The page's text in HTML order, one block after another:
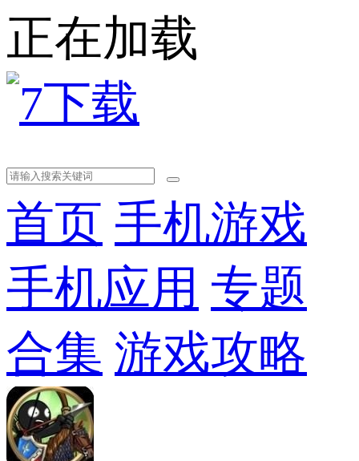
正在加载
首页 手机游戏
手机应用 专题
合集 游戏攻略